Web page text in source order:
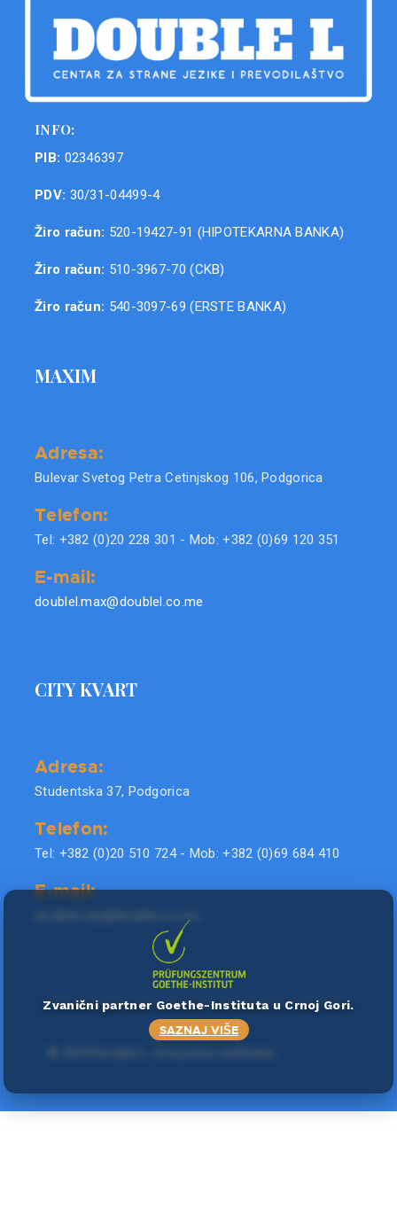
INFO:
PIB: 02346397
PDV: 30/31-04499-4
Žiro račun: 520-19427-91 (HIPOTEKARNA BANKA)
Žiro račun: 510-3967-70 (CKB)
Žiro račun: 540-3097-69 (ERSTE BANKA)
MAXIM
Adresa:
Bulevar Svetog Petra Cetinjskog 106, Podgorica
Telefon:
Tel: +382 (0)20 228 301 - Mob: +382 (0)69 120 351
E-mail:
doublel.max@doublel.co.me
CITY KVART
Adresa:
Studentska 37, Podgorica
Telefon:
Tel: +382 (0)20 510 724 - Mob: +382 (0)69 684 410
E-mail:
Zvanični partner Goethe-Instituta u Crnoj Gori.
SAZNAJ VIŠE